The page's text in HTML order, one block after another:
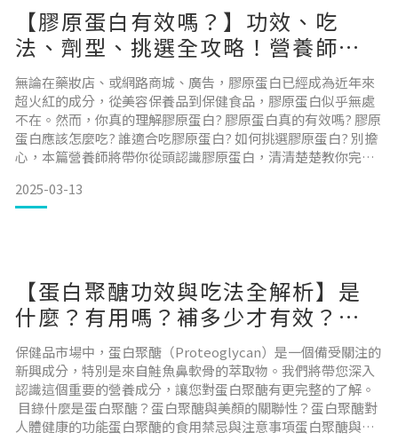
【膠原蛋白有效嗎？】功效、吃
法、劑型、挑選全攻略！營養師教
你怎麼補最有感
無論在藥妝店、或網路商城、廣告，膠原蛋白已經成為近年來
超火紅的成分，從美容保養品到保健食品，膠原蛋白似乎無處
不在。然而，你真的理解膠原蛋白? 膠原蛋白真的有效嗎? 膠原
蛋白應該怎麼吃? 誰適合吃膠原蛋白? 如何挑選膠原蛋白? 別擔
心，本篇營養師將帶你從頭認識膠原蛋白，清清楚楚教你完整
是什麽？膠原蛋白功效及好處有哪些？ 吃膠原蛋白真的有效
嗎？ 哪些食物含有膠原蛋白？「膠原蛋白豐富食物來源」一次
2025-03-13
【蛋白聚醣功效與吃法全解析】是
什麼？有用嗎？補多少才有效？營
養師整理挑選指南！
保健品市場中，蛋白聚醣（Proteoglycan）是一個備受關注的
新興成分，特別是來自鮭魚鼻軟骨的萃取物。我們將帶您深入
認識這個重要的營養成分，讓您對蛋白聚醣有更完整的了解。
目錄什麼是蛋白聚醣？蛋白聚醣與美顏的關聯性？蛋白聚醣對
人體健康的功能蛋白聚醣的食用禁忌與注意事項蛋白聚醣與其